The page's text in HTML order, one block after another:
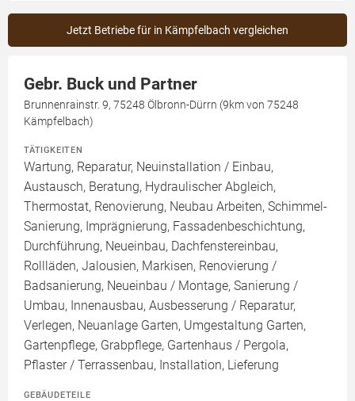
Jetzt Betriebe für in Kämpfelbach vergleichen
Gebr. Buck und Partner
Brunnenrainstr. 9, 75248 Ölbronn-Dürrn (9km von 75248
Kämpfelbach)
TÄTIGKEITEN
Wartung, Reparatur, Neuinstallation / Einbau,
Austausch, Beratung, Hydraulischer Abgleich,
Thermostat, Renovierung, Neubau Arbeiten, Schimmel-
Sanierung, Imprägnierung, Fassadenbeschichtung,
Durchführung, Neueinbau, Dachfenstereinbau,
Rollläden, Jalousien, Markisen, Renovierung /
Badsanierung, Neueinbau / Montage, Sanierung /
Umbau, Innenausbau, Ausbesserung / Reparatur,
Verlegen, Neuanlage Garten, Umgestaltung Garten,
Gartenpflege, Grabpflege, Gartenhaus / Pergola,
Pflaster / Terrassenbau, Installation, Lieferung
GEBÄUDETEILE